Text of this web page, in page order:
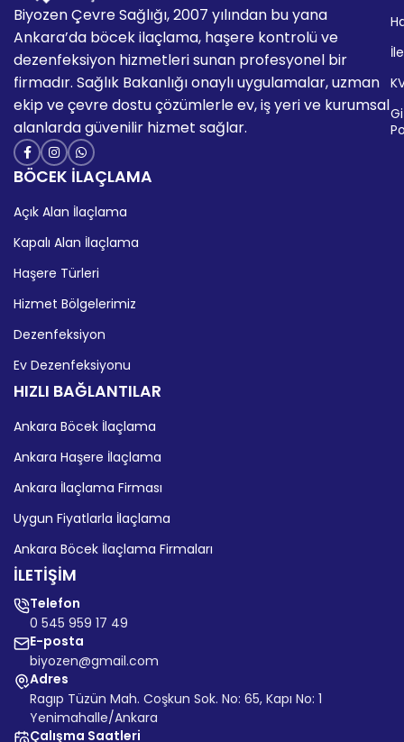
Biyozen Çevre Sağlığı, 2007 yılından bu yana
Ankara’da böcek ilaçlama, haşere kontrolü ve
dezenfeksiyon hizmetleri sunan profesyonel bir
firmadır. Sağlık Bakanlığı onaylı uygulamalar, uzman
ekip ve çevre dostu çözümlerle ev, iş yeri ve kurumsal
alanlarda güvenilir hizmet sağlar.
BÖCEK İLAÇLAMA
Açık Alan İlaçlama
Kapalı Alan İlaçlama
Haşere Türleri
Hizmet Bölgelerimiz
Dezenfeksiyon
Ev Dezenfeksiyonu
HIZLI BAĞLANTILAR
Ankara Böcek İlaçlama
Ankara Haşere İlaçlama
Ankara İlaçlama Firması
Uygun Fiyatlarla İlaçlama
Ankara Böcek İlaçlama Firmaları
İLETİŞİM
Telefon
0 545 959 17 49
E-posta
biyozen@gmail.com
Adres
Ragıp Tüzün Mah. Coşkun Sok. No: 65, Kapı No: 1
Yenimahalle/Ankara
Çalışma Saatleri